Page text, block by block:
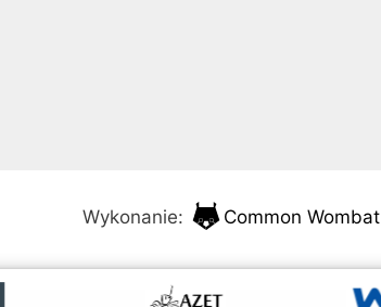
Wykonanie: Common Wombat